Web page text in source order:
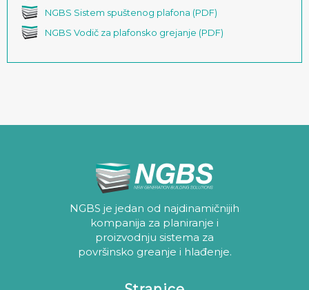
NGBS Sistem spuštenog plafona (PDF)
NGBS Vodič za plafonsko grejanje (PDF)
NGBS je jedan od najdinamičnijih
kompanija za planiranje i
proizvodnju sistema za
površinsko greanje i hlađenje.